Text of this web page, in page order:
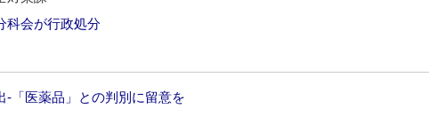
科会が行政処分
「医薬品」との判別に留意を